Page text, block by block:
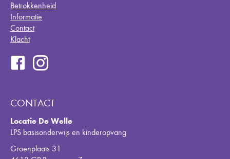
Betrokkenheid
Informatie
Contact
Klacht
CONTACT
Locatie De Welle
LPS basisonderwijs en kinderopvang
Groenplaats 31